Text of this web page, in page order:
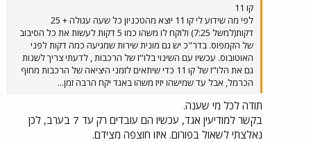
קו 11
לפי מה שידוע לי קו 11 יוצא מהטכניון כל שעה עגולה + 25
דקות(למשל 7:25) ולוקח לו משהו כמו 5 דקות לעשות את כל הסיבוב
של הקמפוס. בדר"כ יש גם מונית שירות שמגיעה כמה דקות לפני
האוטובוס. עכשיו עם השינוי בלו"ז של הרכבות , לדעתי צריך לשנות
גם את הלו"ז של קו 11 כדי שיתאים לזמני היציאה של הרכבות מחוף
הכרמל, אבל עד שמישהו יזיז משהו באגד יקח הרבה זמן...
תודה לכל מי שענה.
בקשר למודיעין אגד, עכשיו הם עובדים רק עד 7 בערב, לכן
נאלצתי לשאול בפורום. איזו חוצפה מצידם.